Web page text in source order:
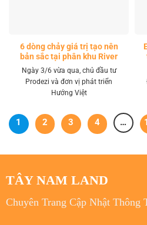
6 dòng chảy giá trị tạo nên
bản sắc tại phân khu River
Park LA Home
Ngày 3/6 vừa qua, chủ đầu tư
Prodezi và đơn vị phát triển
Hướng Việt
1 2 3 4 …
TÂY NAM LAND
Chuyên Trang Cập Nhật Thông